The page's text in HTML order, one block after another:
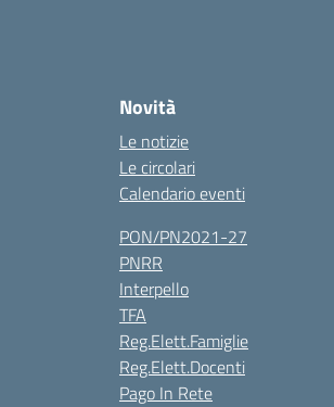
Novità
Le notizie
Le circolari
Calendario eventi
PON/PN2021-27
PNRR
Interpello
TFA
Reg.Elett.Famiglie
Reg.Elett.Docenti
Pago In Rete